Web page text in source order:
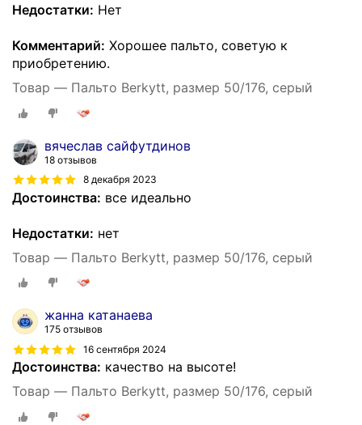
Недостатки: Нет
Комментарий: Хорошее пальто, советую к
приобретению.
Товар — Пальто Berkytt, размер 50/176, серый
вячеслав сайфутдинов
18 отзывов
8 декабря 2023
Достоинства: все идеально
Недостатки: нет
Товар — Пальто Berkytt, размер 50/176, серый
жанна катанаева
175 отзывов
16 сентября 2024
Достоинства: качество на высоте!
Товар — Пальто Berkytt, размер 50/176, серый